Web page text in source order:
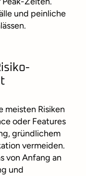
und peinliche
meisten Risiken
oder Features
gründlichem
vermeiden.
von Anfang an
und